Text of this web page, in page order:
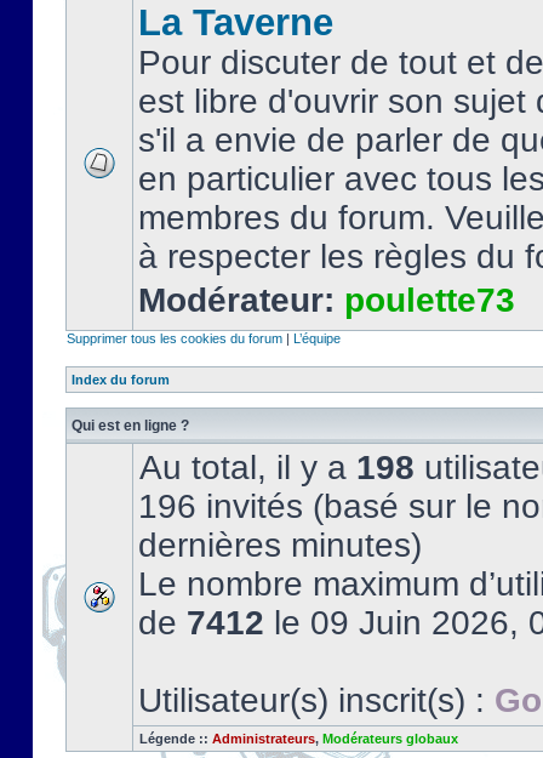
La Taverne
Pour discuter de tout et
est libre d'ouvrir son sujet
s'il a envie de parler de
en particulier avec tous
membres du forum.
à respecter les règles du
Modérateur: poulette73
Supprimer tous les cookies du forum | L’équipe
Index du forum
Qui est en ligne ?
Au total, il y a 198
196 invités (basé sur le
dernières minutes)
Le nombre maximum
de 7412 le 09 Juin 2026,
Utilisateur(s) inscrit(s) :
Légende :: Administrateurs, Modérateurs globaux